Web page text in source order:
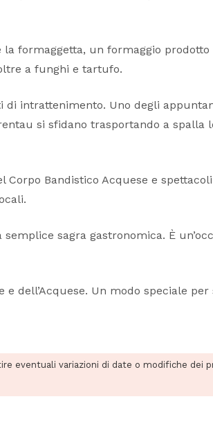
formaggetta, un formaggio
a funghi e tartufo.
intrattenimento. Uno degli
si sfidano trasportando a spalla
Bandistico Acquese e
sagra gastronomica. È
dell’Acquese. Un modo speciale
eventuali variazioni di date o modifiche